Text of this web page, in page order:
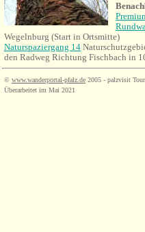
Wegelnburg (Start in Ortsmitte)
Naturspaziergang 14
den Radweg Richtung Fischbach in
© www.wanderportal-pfalz.de 2005 - palzvisit
Überarbeitet im Mai 2021